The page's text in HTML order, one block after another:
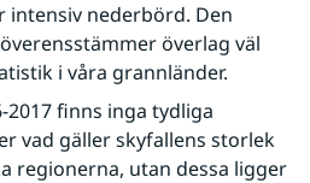
nederbörd. Den
överlag väl
i våra grannländer.
finns inga tydliga
vad gäller skyfallens storlek
regionerna, utan dessa ligger